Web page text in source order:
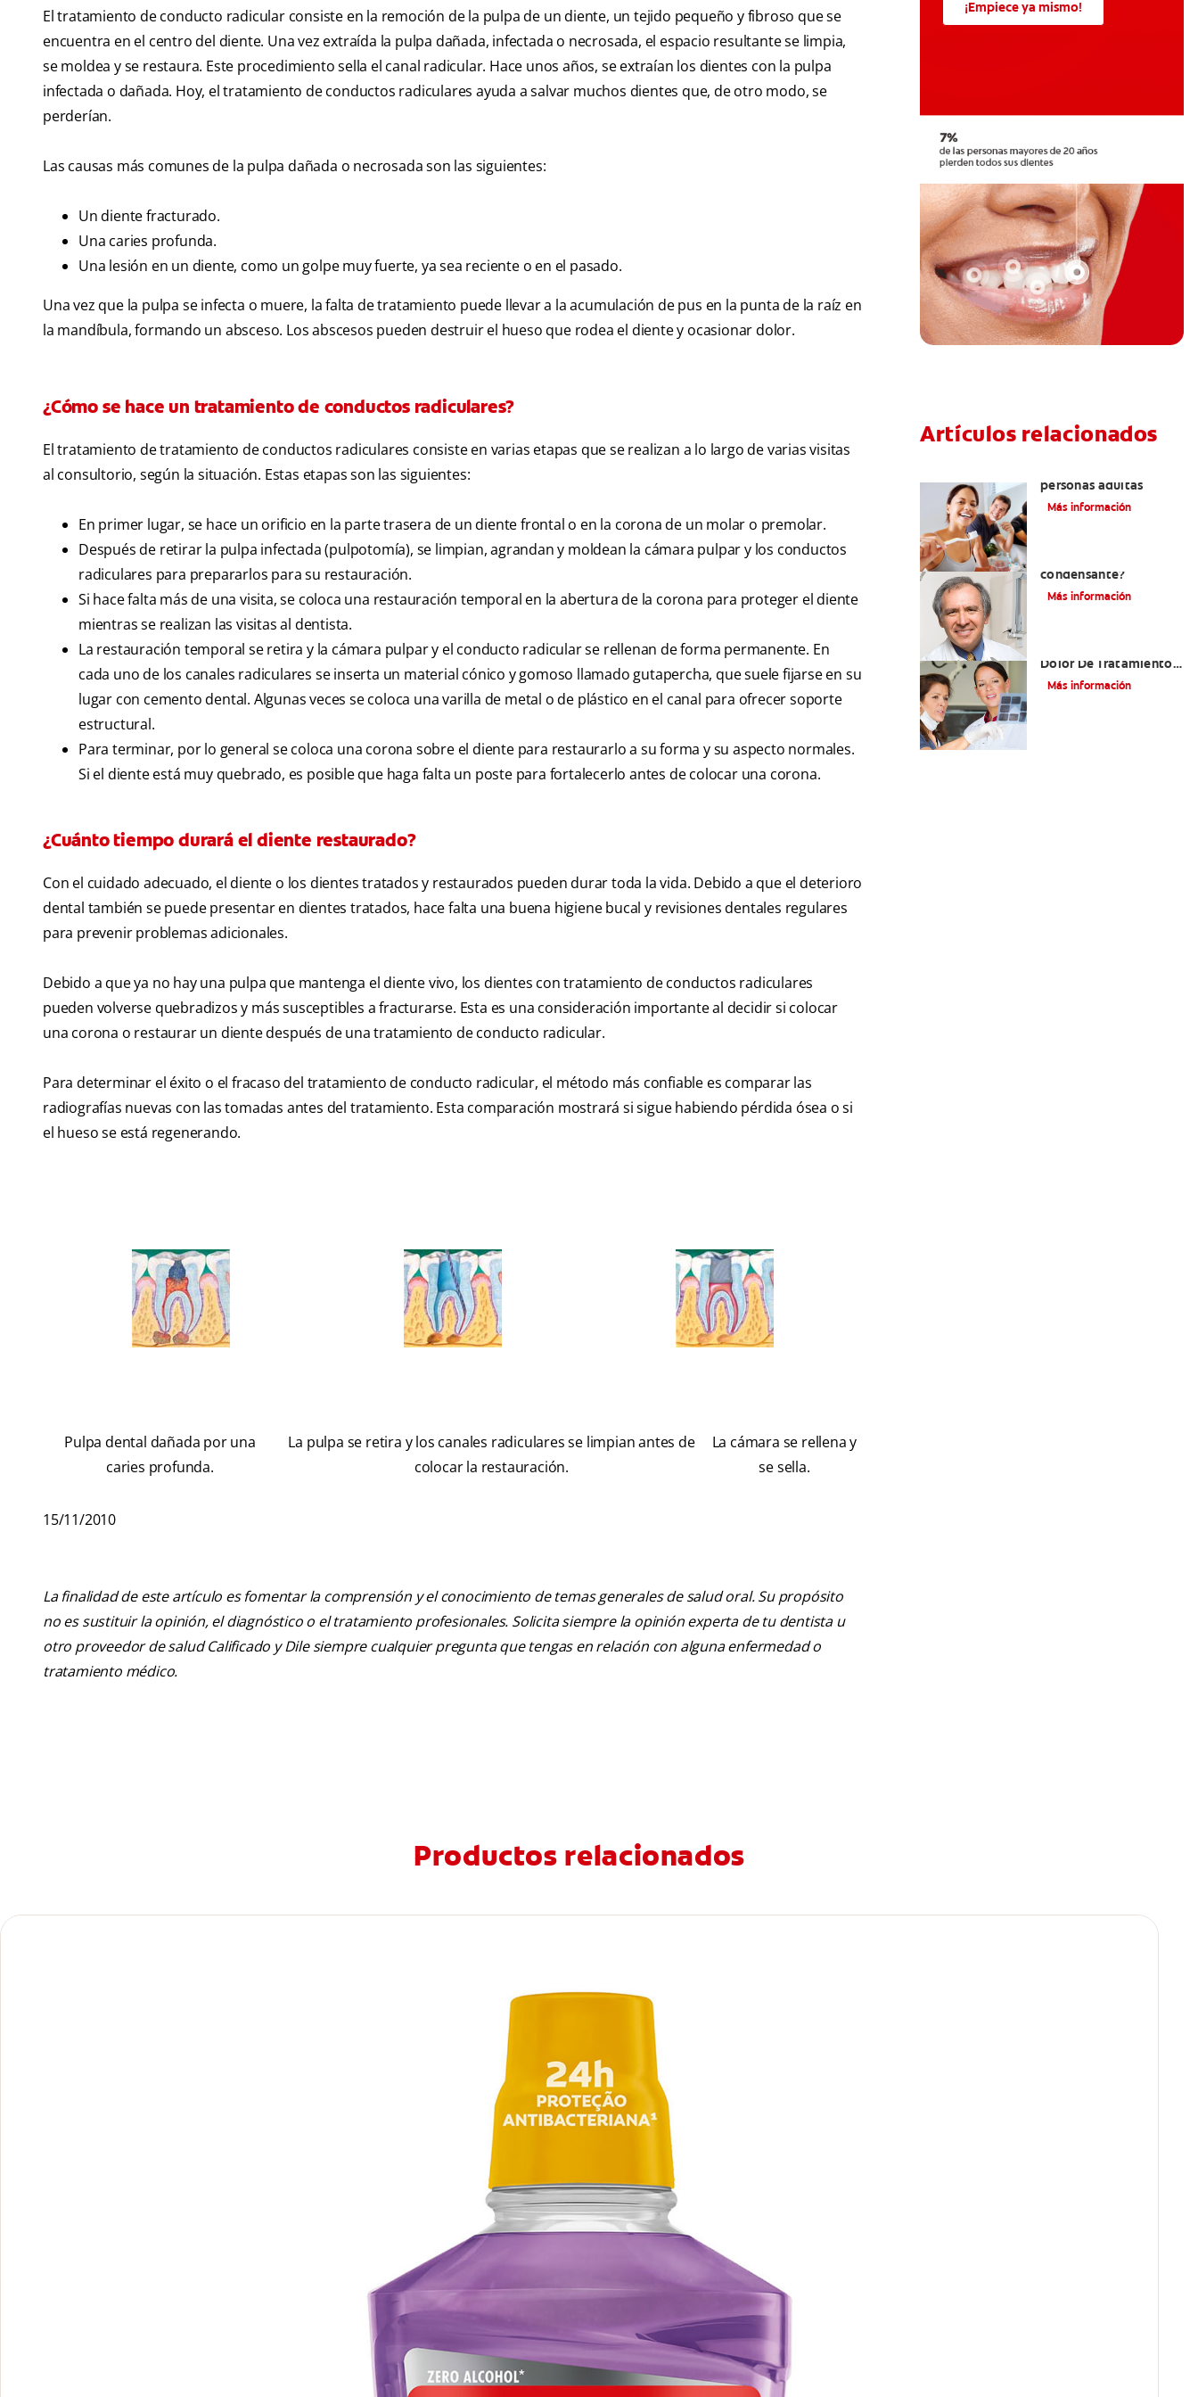
El tratamiento de conducto radicular consiste en la remoción de la pulpa de un diente, un tejido pequeño y fibroso que se
encuentra en el centro del diente. Una vez extraída la pulpa dañada, infectada o necrosada, el espacio resultante se limpia,
se moldea y se restaura. Este procedimiento sella el canal radicular. Hace unos años, se extraían los dientes con la pulpa
infectada o dañada. Hoy, el tratamiento de conductos radiculares ayuda a salvar muchos dientes que, de otro modo, se
perderían.
Las causas más comunes de la pulpa dañada o necrosada son las siguientes:
Un diente fracturado.
Una caries profunda.
Una lesión en un diente, como un golpe muy fuerte, ya sea reciente o en el pasado.
Una vez que la pulpa se infecta o muere, la falta de tratamiento puede llevar a la acumulación de pus en la punta de la raíz en
la mandíbula, formando un absceso. Los abscesos pueden destruir el hueso que rodea el diente y ocasionar dolor.
¿Cómo se hace un tratamiento de conductos radiculares?
El tratamiento de tratamiento de conductos radiculares consiste en varias etapas que se realizan a lo largo de varias visitas
al consultorio, según la situación. Estas etapas son las siguientes:
En primer lugar, se hace un orificio en la parte trasera de un diente frontal o en la corona de un molar o premolar.
Después de retirar la pulpa infectada (pulpotomía), se limpian, agrandan y moldean la cámara pulpar y los conductos
radiculares para prepararlos para su restauración.
Si hace falta más de una visita, se coloca una restauración temporal en la abertura de la corona para proteger el diente
mientras se realizan las visitas al dentista.
La restauración temporal se retira y la cámara pulpar y el conducto radicular se rellenan de forma permanente. En
cada uno de los canales radiculares se inserta un material cónico y gomoso llamado gutapercha, que suele fijarse en su
lugar con cemento dental. Algunas veces se coloca una varilla de metal o de plástico en el canal para ofrecer soporte
estructural.
Para terminar, por lo general se coloca una corona sobre el diente para restaurarlo a su forma y su aspecto normales.
Si el diente está muy quebrado, es posible que haga falta un poste para fortalecerlo antes de colocar una corona.
¿Cuánto tiempo durará el diente restaurado?
Con el cuidado adecuado, el diente o los dientes tratados y restaurados pueden durar toda la vida. Debido a que el deterioro
dental también se puede presentar en dientes tratados, hace falta una buena higiene bucal y revisiones dentales regulares
para prevenir problemas adicionales.
Debido a que ya no hay una pulpa que mantenga el diente vivo, los dientes con tratamiento de conductos radiculares
pueden volverse quebradizos y más susceptibles a fracturarse. Esta es una consideración importante al decidir si colocar
una corona o restaurar un diente después de una tratamiento de conducto radicular.
Para determinar el éxito o el fracaso del tratamiento de conducto radicular, el método más confiable es comparar las
radiografías nuevas con las tomadas antes del tratamiento. Esta comparación mostrará si sigue habiendo pérdida ósea o si
el hueso se está regenerando.
Pulpa dental dañada por una
caries profunda.
La pulpa se retira y los canales radiculares se limpian antes de
colocar la restauración.
La cámara se rellena y
se sella.
15/11/2010
La finalidad de este artículo es fomentar la comprensión y el conocimiento de temas generales de salud oral. Su propósito
no es sustituir la opinión, el diagnóstico o el tratamiento profesionales. Solicita siempre la opinión experta de tu dentista u
otro proveedor de salud Calificado y Dile siempre cualquier pregunta que tengas en relación con alguna enfermedad o
tratamiento médico.
¡Empiece ya mismo!
Artículos relacionados
personas adultas
Más información
condensante?
Más información
Dolor De Tratamiento
De Conducto
Más información
Productos relacionados